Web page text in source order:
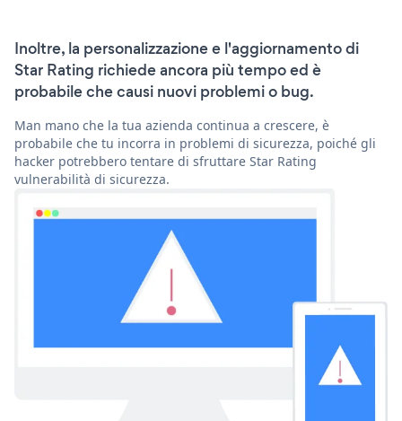
Inoltre, la personalizzazione e l'aggiornamento di
Star Rating richiede ancora più tempo ed è
probabile che causi nuovi problemi o bug.
Man mano che la tua azienda continua a crescere, è
probabile che tu incorra in problemi di sicurezza, poiché gli
hacker potrebbero tentare di sfruttare Star Rating
vulnerabilità di sicurezza.